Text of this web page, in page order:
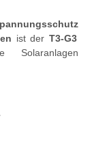
ist der T3-G3